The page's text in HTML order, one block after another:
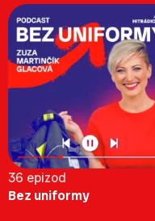
36 epizod
Bez uniformy